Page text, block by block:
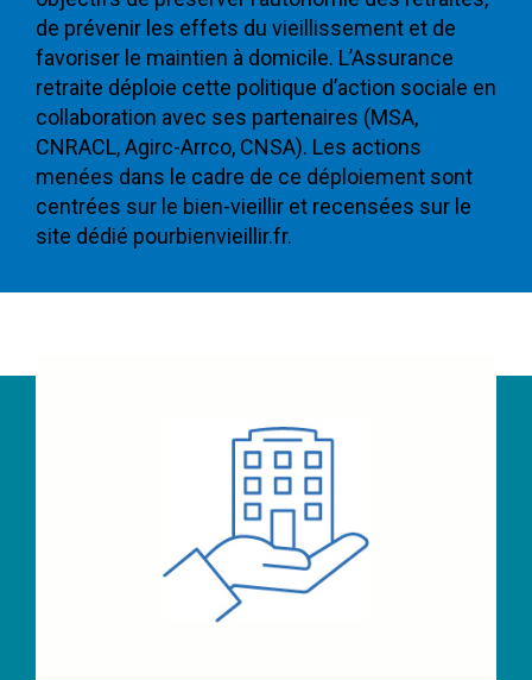
de prévenir les effets du vieillissement et de
favoriser le maintien à domicile. L’Assurance
retraite déploie cette politique d’action sociale en
collaboration avec ses partenaires (MSA,
CNRACL, Agirc-Arrco, CNSA). Les actions
menées dans le cadre de ce déploiement sont
centrées sur le bien-vieillir et recensées sur le
site dédié pourbienvieillir.fr.